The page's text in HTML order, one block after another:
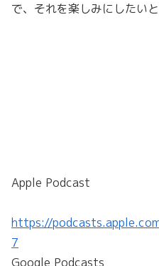
で、それを楽しみにしたいと
Apple Podcast
https://
7
Google Podcasts